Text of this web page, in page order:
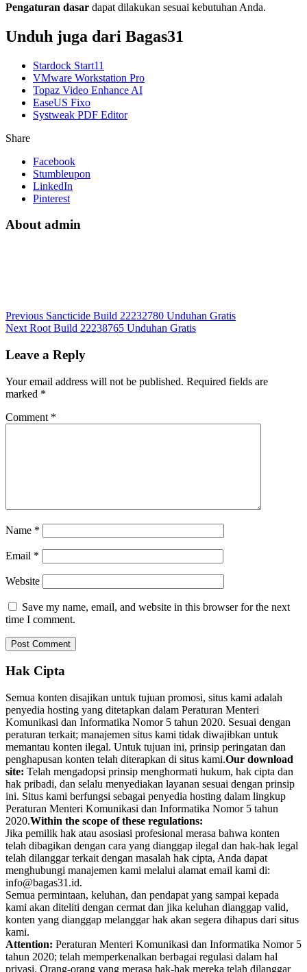
Pengaturan dasar dapat dilakukan sesuai kebutuhan Anda.
Unduh juga dari Bagas31
Stardock Start11
VMware Workstation Pro
Topaz Video Enhance AI
EaseUS Fixo
Systweak PDF Editor
Share
Facebook
Stumbleupon
LinkedIn
Pinterest
About admin
Previous Sancticide Build 22232780 Unduhan Gratis
Next Root Build 22238765 Unduhan Gratis
Leave a Reply
Your email address will not be published. Required fields are
marked *
Comment *
Name *
Email *
Website
Save my name, email, and website in this browser for the next
time I comment.
Hak Cipta
Semua konten disajikan untuk tujuan promosi, situs kami adalah
penyedia hosting yang ditetapkan dalam Peraturan Menteri
Komunikasi dan Informatika Nomor 5 tahun 2020. Sesuai dengan
peraturan terkait; manajemen situs kami tidak diwajibkan untuk
memantau konten ilegal. Untuk tujuan ini, prinsip peringatan dan
penghapusan konten telah diterapkan di situs kami.Our download
site: Telah mengadopsi prinsip menghormati hukum, hak cipta dan
hak pribadi, dan selalu menyediakan layanan sesuai dengan prinsip
ini. Situs kami berfungsi sebagai penyedia hosting dalam lingkup
Peraturan Menteri Komunikasi dan Informatika Nomor 5 tahun
2020.Within the scope of these regulations:
Jika pemilik hak atau asosiasi profesional merasa bahwa konten
telah dibagikan dengan cara yang dianggap ilegal dan hak-hak legal
telah dilanggar terkait dengan masalah hak cipta, Anda dapat
menghubungi manajemen kami melalui alamat email kami di:
info@bagas31.id.
Semua permintaan, keluhan, dan pendapat yang sampai kepada
kami akan diteliti dengan cermat dan jika keluhan dianggap valid,
konten yang dianggap melanggar hak akan segera dihapus dari situs
kami.
Attention: Peraturan Menteri Komunikasi dan Informatika Nomor 5
tahun 2020; telah memperkenalkan berbagai regulasi dalam hal
privasi. Orang-orang yang merasa hak-hak mereka telah dilanggar